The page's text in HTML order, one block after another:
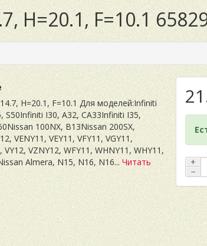
H=20.1, F=10.1
H=20.1, F=10.1 Для моделей:Infiniti
S50Infiniti I30, A32, CA33Infiniti I35,
100NX, B13Nissan 200SX,
VENY11, VEY11, VFY11, VGY11,
VY12, VZNY12, WFY11, WHNY11, WHY11,
Almera, N15, N16, N16... Читать
+
−